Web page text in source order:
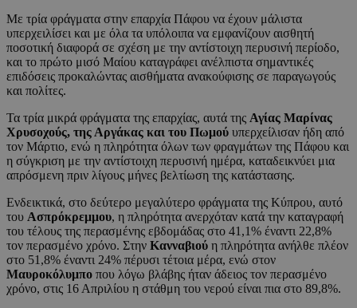
Με τρία φράγματα στην επαρχία Πάφου να έχουν μάλιστα
υπερχειλίσει και με όλα τα υπόλοιπα να εμφανίζουν αισθητή
ποσοτική διαφορά σε σχέση με την αντίστοιχη περυσινή περίοδο,
και το πρώτο μισό Μαίου καταγράφει ανέλπιστα σημαντικές
επιδόσεις προκαλώντας αισθήματα ανακούφισης σε παραγωγούς
και πολίτες.
Τα τρία μικρά φράγματα της επαρχίας, αυτά της Αγίας Μαρίνας
Χρυσοχούς, της Αργάκας και του Πωμού υπερχείλισαν ήδη από
τον Μάρτιο, ενώ η πληρότητα όλων των φραγμάτων της Πάφου και
η σύγκριση με την αντίστοιχη περυσινή ημέρα, καταδεικνύει μια
απρόσμενη πριν λίγους μήνες βελτίωση της κατάστασης.
Ενδεικτικά, στο δεύτερο μεγαλύτερο φράγματα της Κύπρου, αυτό
του Ασπρόκρεμμου, η πληρότητα ανερχόταν κατά την καταγραφή
του τέλους της περασμένης εβδομάδας στο 41,1% έναντι 22,8%
τον περασμένο χρόνο. Στην Κανναβιού η πληρότητα ανήλθε πλέον
στο 51,8% έναντι 24% πέρυσι τέτοια μέρα, ενώ στον
Μαυροκόλυμπο που λόγω βλάβης ήταν άδειος τον περασμένο
χρόνο, στις 16 Απριλίου η στάθμη του νερού είναι πια στο 89,8%.